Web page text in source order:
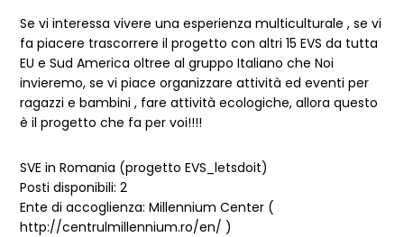
Se vi interessa vivere una esperienza multiculturale , se vi
fa piacere trascorrere il progetto con altri 15 EVS da tutta
EU e Sud America oltree al gruppo Italiano che Noi
invieremo, se vi piace organizzare attività ed eventi per
ragazzi e bambini , fare attività ecologiche, allora questo
è il progetto che fa per voi!!!!
SVE in Romania (progetto EVS_letsdoit)
Posti disponibili: 2
Ente di accoglienza: Millennium Center (
http://centrulmillennium.ro/en/ )